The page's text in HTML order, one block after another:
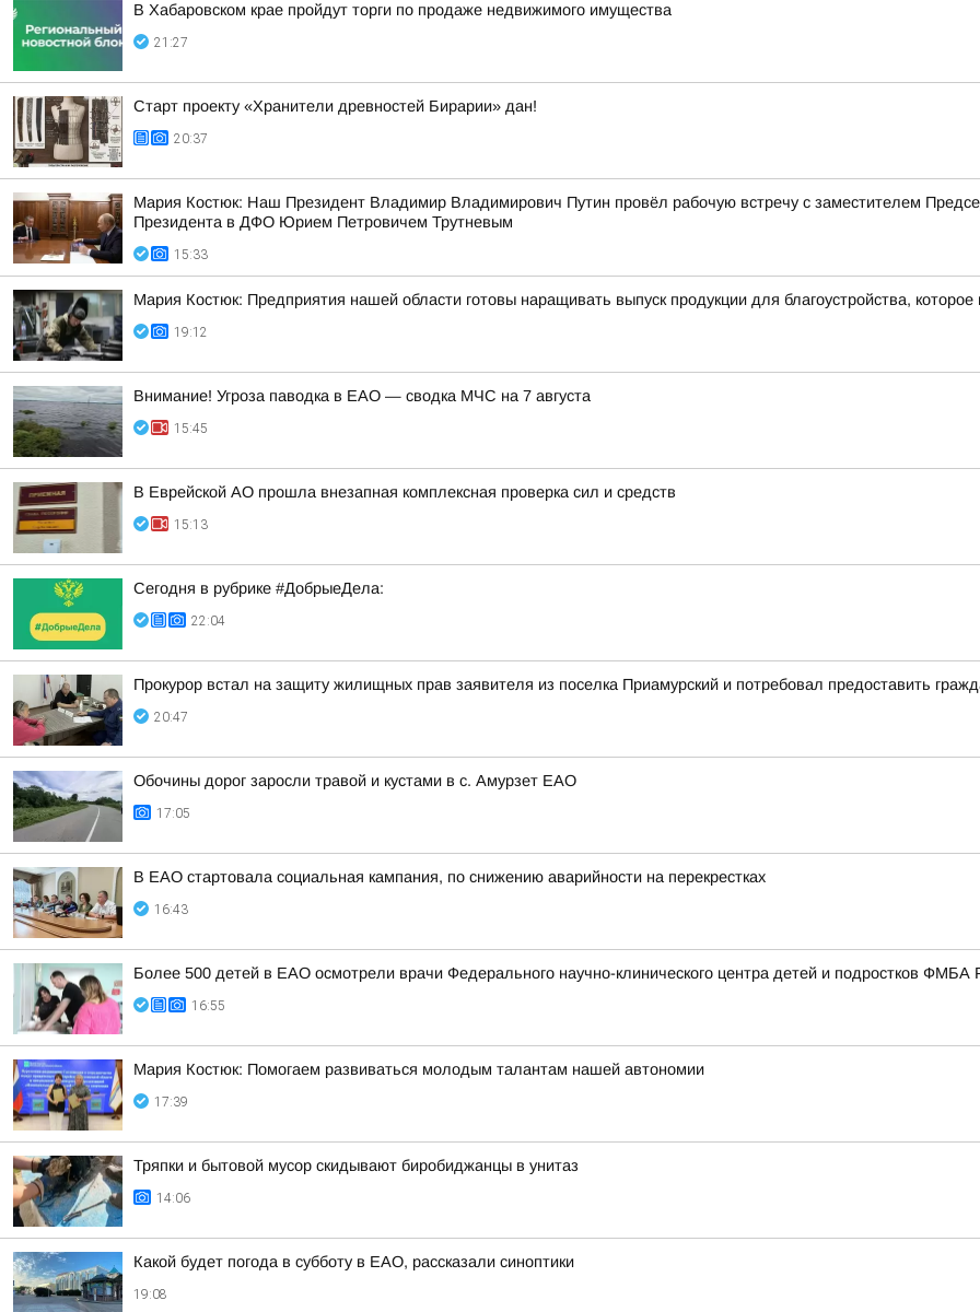
В Хабаровском крае пройдут торги по продаже недвижимого имущества
21:27
Старт проекту «Хранители древностей Бирарии» дан!
20:37
Мария Костюк: Наш Президент Владимир Владимирович Путин провёл рабочую встречу с заместителем
Президента в ДФО Юрием Петровичем Трутневым
15:33
Мария Костюк: Предприятия нашей области готовы наращивать выпуск продукции для благоустройства,
19:12
Внимание! Угроза паводка в ЕАО — сводка МЧС на 7 августа
15:45
В Еврейской АО прошла внезапная комплексная проверка сил и средств
15:13
Сегодня в рубрике #ДобрыеДела:
22:04
Прокурор встал на защиту жилищных прав заявителя из поселка Приамурский и потребовал предоставить
20:47
Обочины дорог заросли травой и кустами в с. Амурзет ЕАО
17:05
В ЕАО стартовала социальная кампания, по снижению аварийности на перекрестках
16:43
Более 500 детей в ЕАО осмотрели врачи Федерального научно-клинического центра детей и подростков ФМБА
16:55
Мария Костюк: Помогаем развиваться молодым талантам нашей автономии
17:39
Тряпки и бытовой мусор скидывают биробиджанцы в унитаз
14:06
Какой будет погода в субботу в ЕАО, рассказали синоптики
19:08